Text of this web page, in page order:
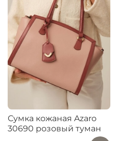
Сумка кожаная Azaro
30690 розовый туман